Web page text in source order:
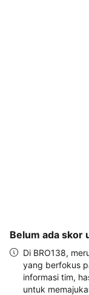
Belum ada skor
Di BRO138,
yang berfokus
informasi tim,
untuk